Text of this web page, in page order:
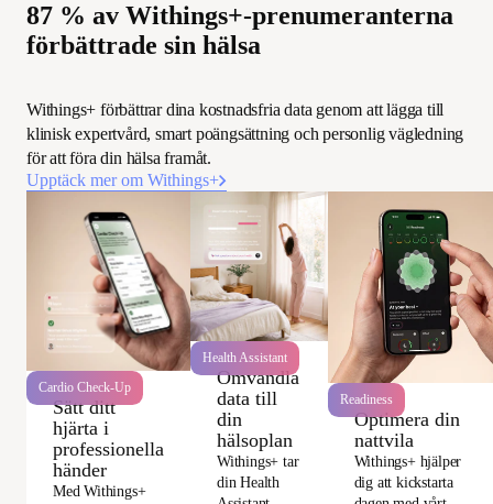
87 % av Withings+-prenumeranterna
förbättrade sin hälsa
Withings+ förbättrar dina kostnadsfria data genom att lägga till
klinisk expertvård, smart poängsättning och personlig vägledning
för att föra din hälsa framåt.
Upptäck mer om Withings+
Cardio Check-Up
Sätt ditt
hjärta i
professionella
händer
Med Withings+
Health Assistant
Omvandla
data till
din
hälsoplan
Withings+ tar
din Health
Readiness
Optimera din
nattvila
Withings+ hjälper
dig att kickstarta